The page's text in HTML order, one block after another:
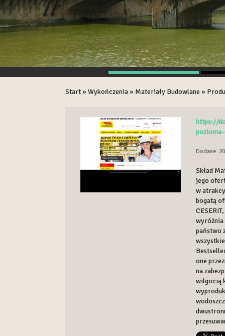
Start»Wykończenia» Materiały Budowlane »
https://
Dodane:
Skład
jego
w
bogatą
wyróżnia
państwo
one
na
wilgocią